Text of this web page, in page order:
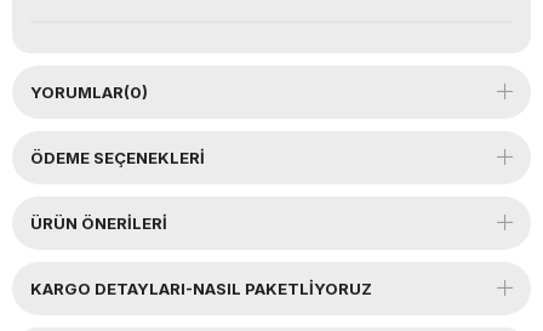
YORUMLAR(0)
ÖDEME SEÇENEKLERI
ÜRÜN ÖNERILERI
KARGO DETAYLARI-NASIL PAKETLİYORUZ